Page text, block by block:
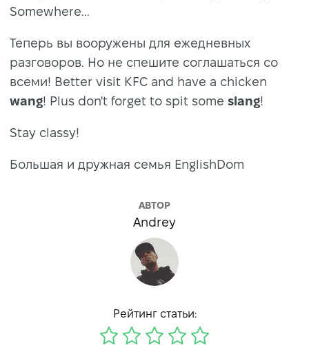
Somewhere...
Теперь вы вооружены для ежедневных
разговоров. Но не спешите соглашаться со
всеми! Better visit KFC and have a chicken
wang! Plus don't forget to spit some slang!
Stay classy!
Большая и дружная семья EnglishDom
АВТОР
Andrey
Рейтинг статьи: